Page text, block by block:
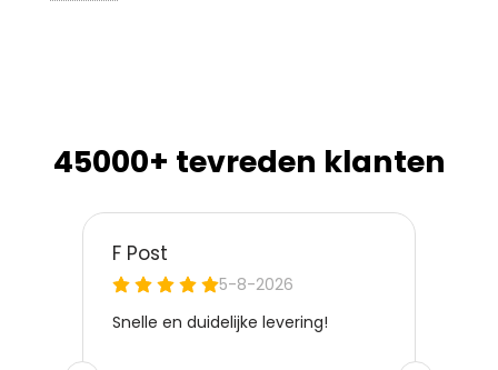
45000+ tevreden klanten